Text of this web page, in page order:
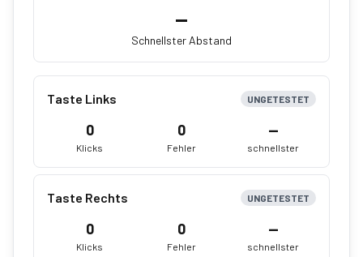
—
Schnellster Abstand
Taste Links UNGETESTET
0
Klicks
0
Fehler
—
schnellster
Taste Rechts UNGETESTET
0
Klicks
0
Fehler
—
schnellster